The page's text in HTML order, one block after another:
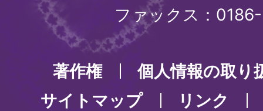
ファックス：
著作権
個人情報の取り
サイトマップ
リンク